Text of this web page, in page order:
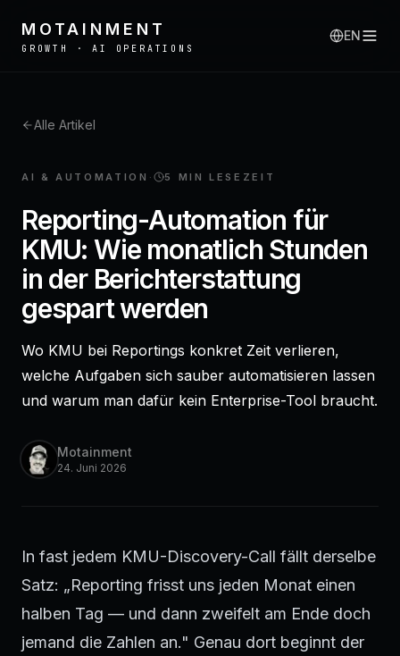
MOTAINMENT
GROWTH · AI OPERATIONS
EN
Alle Artikel
AI & AUTOMATION · 5 MIN LESEZEIT
Reporting-Automation für
KMU: Wie monatlich Stunden
in der Berichterstattung
gespart werden
Wo KMU bei Reportings konkret Zeit verlieren,
welche Aufgaben sich sauber automatisieren lassen
und warum man dafür kein Enterprise-Tool braucht.
Motainment
24. Juni 2026
In fast jedem KMU-Discovery-Call fällt derselbe
Satz: „Reporting frisst uns jeden Monat einen
halben Tag — und dann zweifelt am Ende doch
jemand die Zahlen an." Genau dort beginnt der